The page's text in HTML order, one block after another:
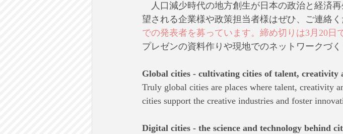
人口減少時代の地方創生が日本の政治と経済
望される企業様や政策担当者様はぜひ、ご連絡く
での発表者を募っています。締め切りは3月20日
プレゼンの資料作りや現地でのネットワークづ
Global cities - cultivating cities of talent, creativity
Truly global cities are places where talent, creativity
cities support the creative industries and foster
Digital cities - the science and technology behind